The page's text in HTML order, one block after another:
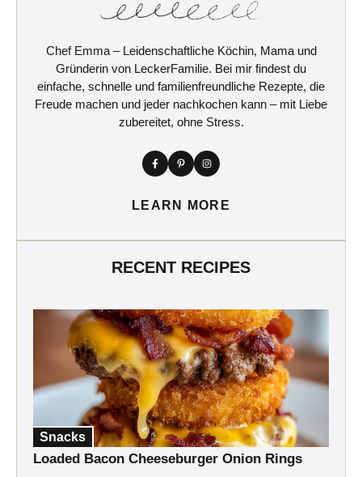
Chef Emma – Leidenschaftliche Köchin, Mama und
Gründerin von LeckerFamilie. Bei mir findest du
einfache, schnelle und familienfreundliche Rezepte, die
Freude machen und jeder nachkochen kann – mit Liebe
zubereitet, ohne Stress.
LEARN MORE
RECENT RECIPES
Snacks
Loaded Bacon Cheeseburger Onion Rings